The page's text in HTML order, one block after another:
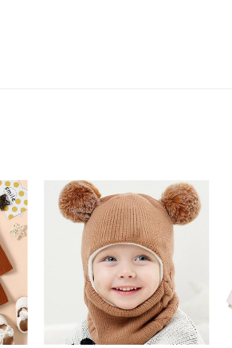
de
Ajouter
liste de
souhaits